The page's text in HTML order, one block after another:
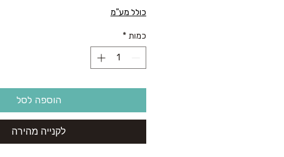
כולל מע"מ
כמות *
הוספה לסל
לקנייה מהירה